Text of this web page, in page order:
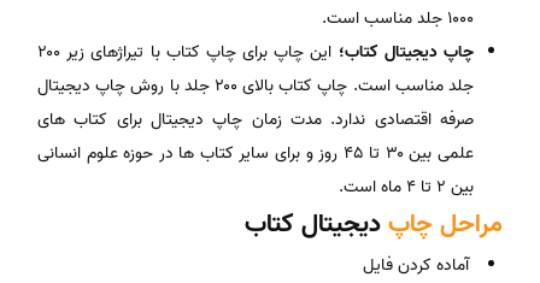
۱۰۰۰ جلد مناسب است.
چاپ دیجیتال کتاب؛
این چاپ برای چاپ کتاب با تیراژهای زیر ۲۰۰
جلد مناسب است. چاپ کتاب بالای ۲۰۰ جلد با روش چاپ دیجیتال
صرفه اقتصادی ندارد. مدت زمان چاپ دیجیتال برای کتاب های
علمی بین ۳۰ تا ۴۵ روز و برای سایر کتاب ها در حوزه علوم انسانی
بین ۲ تا ۴ ماه است.
مراحل چاپدیجیتال کتاب
آماده کردن فایل